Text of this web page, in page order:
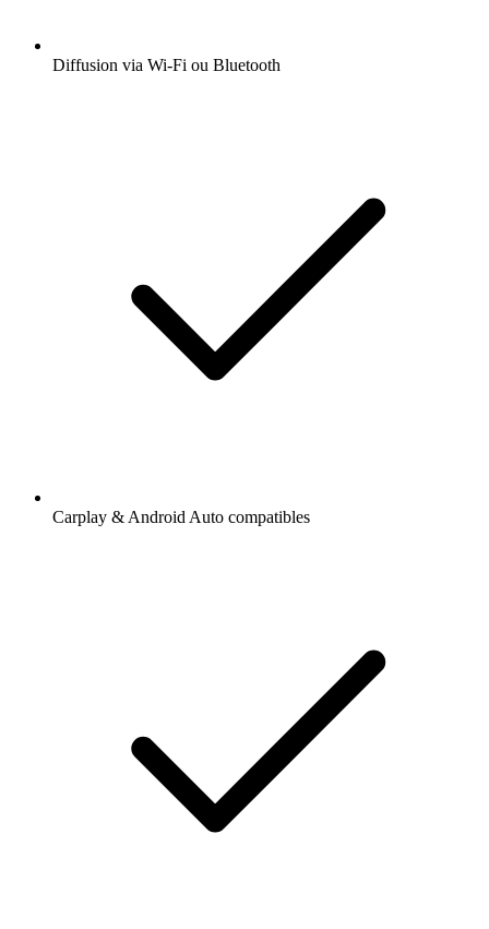
Diffusion via Wi-Fi ou Bluetooth
Carplay & Android Auto compatibles